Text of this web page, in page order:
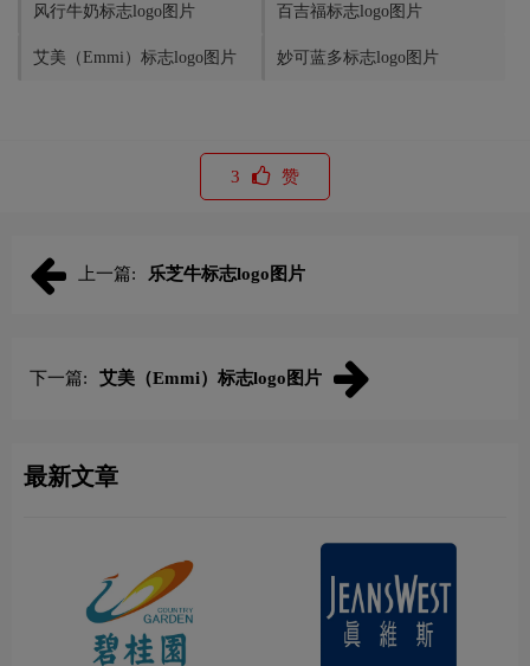
风行牛奶标志logo图片 百吉福标志logo图片
艾美（Emmi）标志logo图片 妙可蓝多标志logo图片
3 赞
上一篇: 乐芝牛标志logo图片
下一篇: 艾美（Emmi）标志logo图片
最新文章